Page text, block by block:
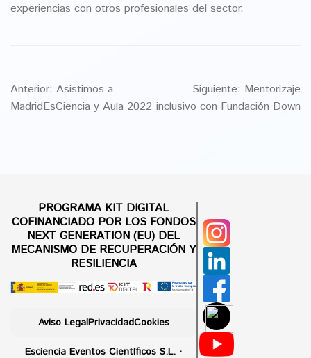
experiencias con otros profesionales del sector.
Anterior: Asistimos a
MadridEsCiencia y Aula 2022
Siguiente: Mentorizaje
inclusivo con Fundación Down
PROGRAMA KIT DIGITAL
COFINANCIADO POR LOS FONDOS
NEXT GENERATION (EU) DEL
MECANISMO DE RECUPERACIÓN Y
RESILIENCIA
Aviso LegalPrivacidadCookies
Esciencia Eventos Científicos S.L. ·